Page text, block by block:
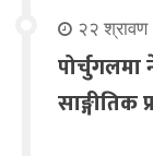
२२
पोर्चुगलमा
साङ्गीतिक